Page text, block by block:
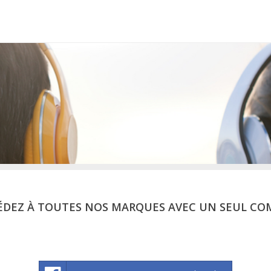
À TOUTES NOS MARQUES AVEC UN SEUL